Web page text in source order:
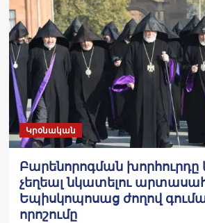
Կրօնական
Բարենորոգման խորհուրդը
չեղեալ նկատելու
Եպիսկոպոսաց ժողով
որոշումը